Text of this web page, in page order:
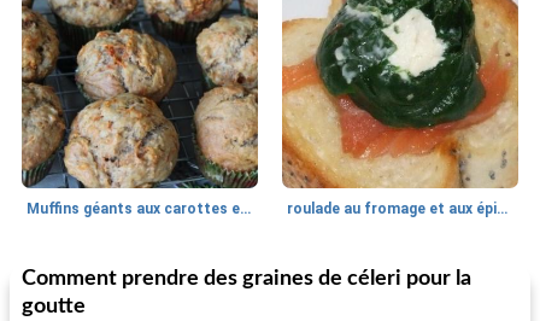
Muffins géants aux carottes et à la banane de Nif roulade au fromage et aux épinards
30min
Marques de confiance: recettes et
55
Viande et volaille
Comment prendre des graines de céleri pour la
goutte